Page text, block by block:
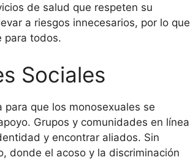
de salud que respeten su
a riesgos innecesarios, por lo que
para todos.
Sociales
que los monosexuales se
Grupos y comunidades en línea
y encontrar aliados. Sin
donde el acoso y la discriminación